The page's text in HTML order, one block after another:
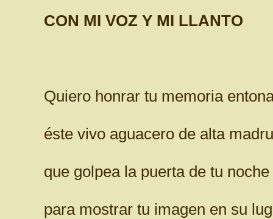
CON MI VOZ Y MI LLANTO
Quiero honrar tu memoria
éste vivo aguacero de alta
que golpea la puerta de tu
para mostrar tu imagen en su